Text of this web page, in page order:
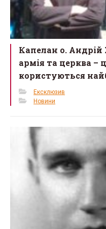
Капелан о.
армія та церква –
користуються
Ексклюзив
Новини